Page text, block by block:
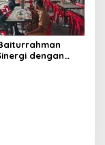
dengan
Kualitas SDM